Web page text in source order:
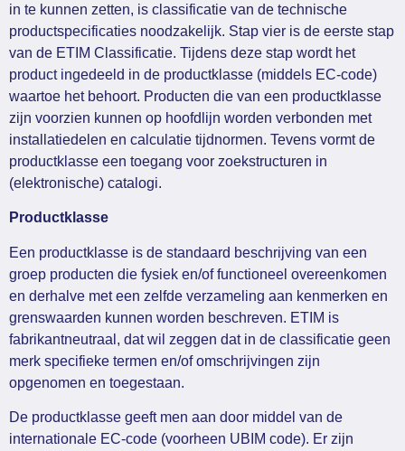
in te kunnen zetten, is classificatie van de technische
productspecificaties noodzakelijk. Stap vier is de eerste stap
van de ETIM Classificatie. Tijdens deze stap wordt het
product ingedeeld in de productklasse (middels EC-code)
waartoe het behoort. Producten die van een productklasse
zijn voorzien kunnen op hoofdlijn worden verbonden met
installatiedelen en calculatie tijdnormen. Tevens vormt de
productklasse een toegang voor zoekstructuren in
(elektronische) catalogi.
Productklasse
Een productklasse is de standaard beschrijving van een
groep producten die fysiek en/of functioneel overeenkomen
en derhalve met een zelfde verzameling aan kenmerken en
grenswaarden kunnen worden beschreven. ETIM is
fabrikantneutraal, dat wil zeggen dat in de classificatie geen
merk specifieke termen en/of omschrijvingen zijn
opgenomen en toegestaan.
De productklasse geeft men aan door middel van de
internationale EC-code (voorheen UBIM code). Er zijn